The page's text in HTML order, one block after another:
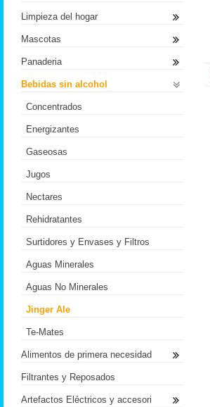
Limpieza del hogar
Mascotas
Panaderia
Bebidas sin alcohol
Concentrados
Energizantes
Gaseosas
Jugos
Nectares
Rehidratantes
Surtidores y Envases y Filtros
Aguas Minerales
Aguas No Minerales
Jinger Ale
Te-Mates
Alimentos de primera necesidad
Filtrantes y Reposados
Artefactos Eléctricos y accesori